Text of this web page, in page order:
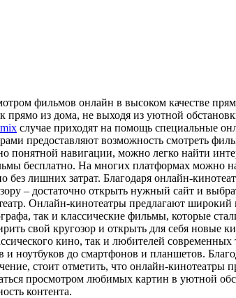
фильмов онлайн в высоком качестве
из дома, не выходя из уютной
случае приходят на помощь специальные
предоставляют возможность смотреть
понятной навигации, можно легко найти
бесплатно. На многих платформах можно
без лишних затрат. Благодаря онлайн-
– достаточно открыть нужный сайт и
Онлайн-кинотеатры предлагают
так и классические фильмы, которые
свой кругозор и открыть для себя новые
кино, так и любителей современных
ноутбуков до смартфонов и планшетов.
стоит отметить, что онлайн-кинотеатры
просмотром любимых картин в уютной
контента.